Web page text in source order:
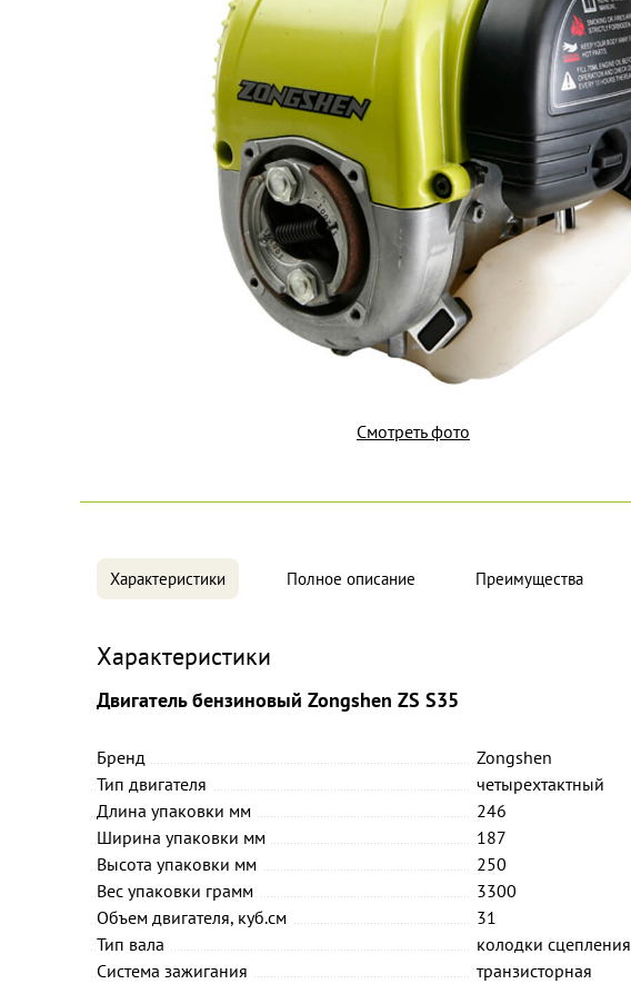
Смотреть фото
Характеристики Полное описание Преимущества
Характеристики
Двигатель бензиновый Zongshen ZS S35
Бренд
Zongshen
Тип двигателя
четырехтактный
Длина упаковки мм
246
Ширина упаковки мм
187
Высота упаковки мм
250
Вес упаковки грамм
3300
Объем двигателя, куб.см
31
Тип вала
колодки сцепления
Система зажигания
транзисторная